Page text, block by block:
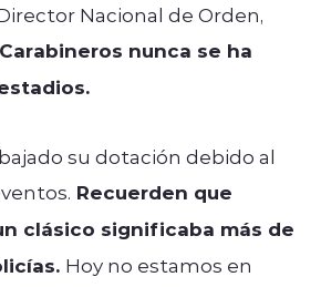
Nacional de Orden,
nunca se ha
su dotación debido al
Recuerden que
clásico significaba más de
Hoy no estamos en